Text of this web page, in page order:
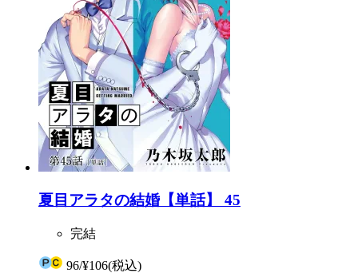
夏目アラタの結婚【単話】 45
完結
96/¥106(税込)